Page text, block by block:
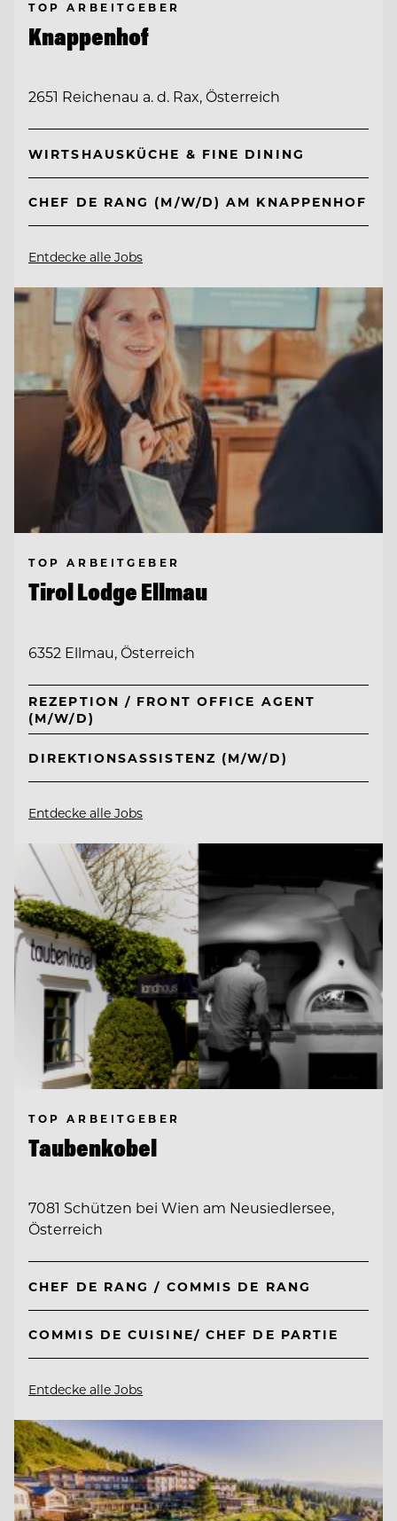
TOP ARBEITGEBER
Knappenhof
2651 Reichenau a. d. Rax, Österreich
WIRTSHAUSKÜCHE & FINE DINING
CHEF DE RANG (M/W/D) AM KNAPPENHOF
Entdecke alle Jobs
TOP ARBEITGEBER
Tirol Lodge Ellmau
6352 Ellmau, Österreich
REZEPTION / FRONT OFFICE AGENT
(M/W/D)
DIREKTIONSASSISTENZ (M/W/D)
Entdecke alle Jobs
TOP ARBEITGEBER
Taubenkobel
7081 Schützen bei Wien am Neusiedlersee,
Österreich
CHEF DE RANG / COMMIS DE RANG
COMMIS DE CUISINE/ CHEF DE PARTIE
Entdecke alle Jobs